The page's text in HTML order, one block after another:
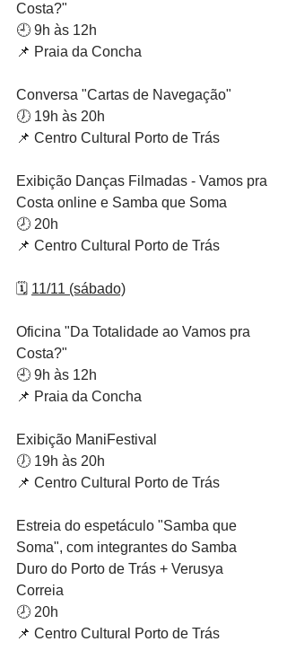
Costa?"
🕘 9h às 12h
📌 Praia da Concha
Conversa "Cartas de Navegação"
🕖 19h às 20h
📌 Centro Cultural Porto de Trás
Exibição Danças Filmadas - Vamos pra
Costa online e Samba que Soma
🕗 20h
📌 Centro Cultural Porto de Trás
🗓️ 11/11 (sábado)
Oficina "Da Totalidade ao Vamos pra
Costa?"
🕘 9h às 12h
📌 Praia da Concha
Exibição ManiFestival
🕖 19h às 20h
📌 Centro Cultural Porto de Trás
Estreia do espetáculo "Samba que
Soma", com integrantes do Samba
Duro do Porto de Trás + Verusya
Correia
🕗 20h
📌 Centro Cultural Porto de Trás